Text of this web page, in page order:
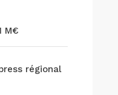
M€
régional